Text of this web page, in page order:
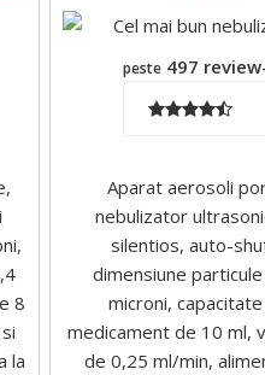
8
la
peste497
Aparat aerosoli
nebulizator
silentios, auto-
dimensiune
microni, capacitate
medicament de 10 ml,
de 0,25 ml/min,